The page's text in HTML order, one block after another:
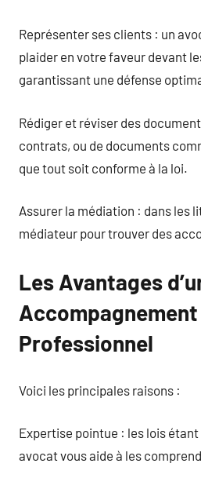
Représenter ses clients : un
plaider en votre faveur devant
garantissant une défense
Rédiger et réviser des
contrats, ou de documents
que tout soit conforme à la loi.
Assurer la médiation : dans les
médiateur pour trouver des
Les Avantages
Accompagnement
Professionnel
Voici les principales raisons :
Expertise pointue : les lois
avocat vous aide à les